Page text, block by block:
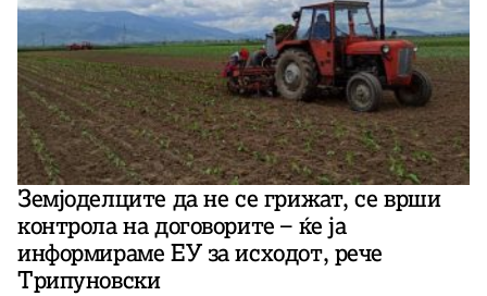
Земјоделците да не се грижат, се врши
контрола на договорите – ќе ја
информираме ЕУ за исходот, рече
Трипуновски